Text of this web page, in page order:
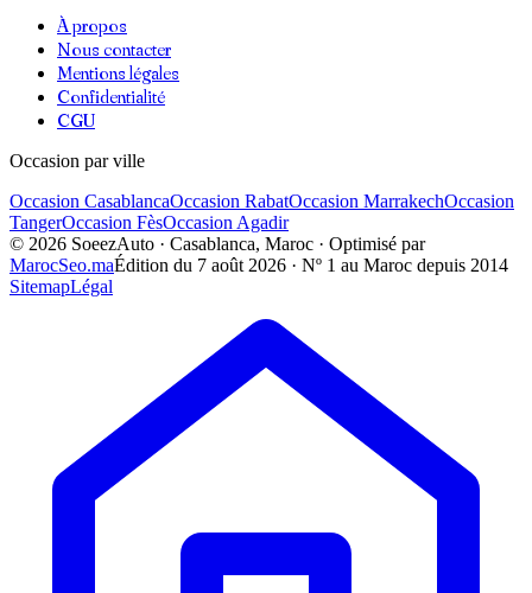
À propos
Nous contacter
Mentions légales
Confidentialité
CGU
Occasion par ville
Occasion CasablancaOccasion RabatOccasion MarrakechOccasion
TangerOccasion FèsOccasion Agadir
© 2026 SoeezAuto · Casablanca, Maroc · Optimisé par
MarocSeo.maÉdition du 7 août 2026 · Nº 1 au Maroc depuis 2014
SitemapLégal